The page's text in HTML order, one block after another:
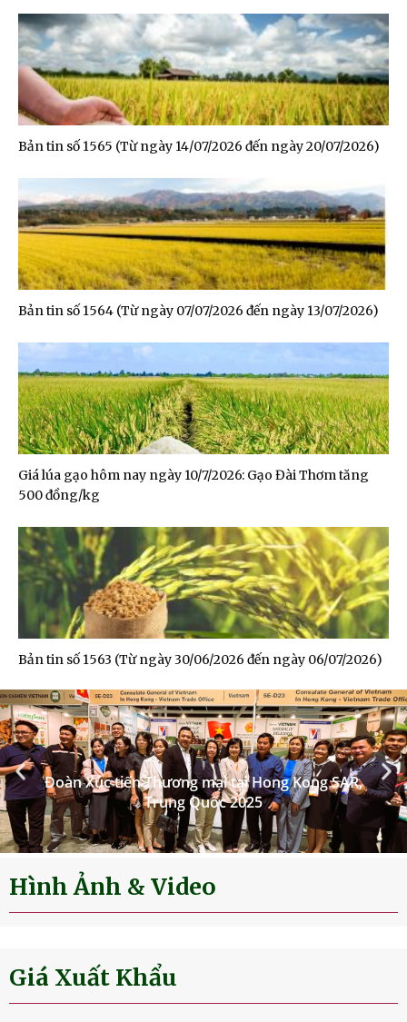
Bản tin số 1565 (Từ ngày 14/07/2026 đến ngày 20/07/2026)
Bản tin số 1564 (Từ ngày 07/07/2026 đến ngày 13/07/2026)
Giá lúa gạo hôm nay ngày 10/7/2026: Gạo Đài Thơm tăng
500 đồng/kg
Bản tin số 1563 (Từ ngày 30/06/2026 đến ngày 06/07/2026)
Hình Ảnh & Video
Giá Xuất Khẩu